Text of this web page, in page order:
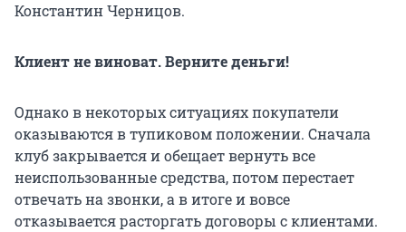
Константин Черницов.
Клиент не виноват. Верните деньги!
Однако в некоторых ситуациях покупатели
оказываются в тупиковом положении. Сначала
клуб закрывается и обещает вернуть все
неиспользованные средства, потом перестает
отвечать на звонки, а в итоге и вовсе
отказывается расторгать договоры с клиентами.